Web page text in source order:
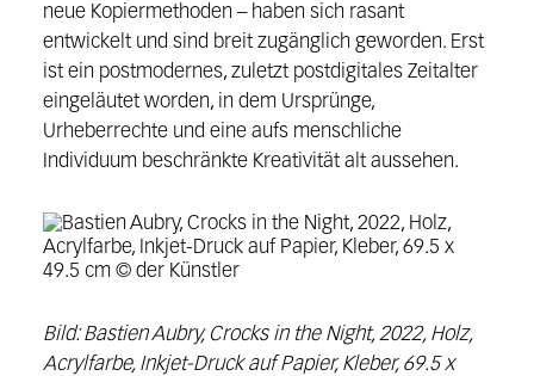
neue Kopiermethoden – haben sich rasant
entwickelt und sind breit zugänglich geworden. Erst
ist ein postmodernes, zuletzt postdigitales Zeitalter
eingeläutet worden, in dem Ursprünge,
Urheberrechte und eine aufs menschliche
Individuum beschränkte Kreativität alt aussehen.
Bild: Bastien Aubry, Crocks in the Night, 2022, Holz,
Acrylfarbe, Inkjet-Druck auf Papier, Kleber, 69.5 x